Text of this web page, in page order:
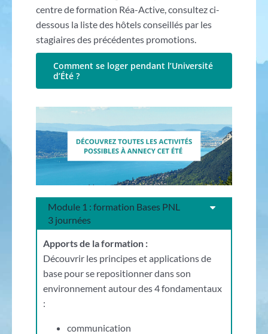
centre de formation Réa-Active, consultez ci-
dessous la liste des hôtels conseillés par les
stagiaires des précédentes promotions.
Comment se loger pendant l’Université
d’Été ?
Module 1 : formation Bases PNL
3 journées
Apports de la formation :
Découvrir les principes et applications de
base pour se repositionner dans son
environnement autour des 4 fondamentaux
:
communication